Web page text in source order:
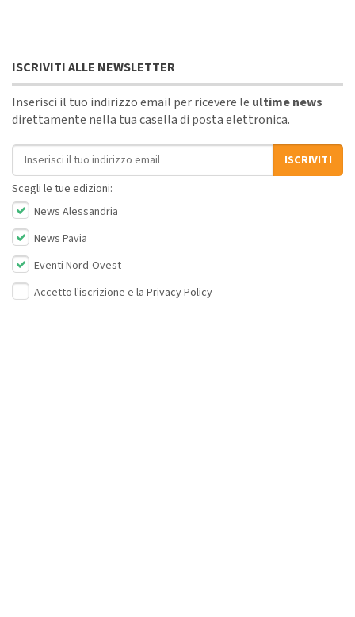
ISCRIVITI ALLE NEWSLETTER
Inserisci il tuo indirizzo email per ricevere le ultime news
direttamente nella tua casella di posta elettronica.
Indirizzo email
ISCRIVITI
Scegli le tue edizioni:
News Alessandria
News Pavia
Eventi Nord-Ovest
Accetto l'iscrizione e la Privacy Policy